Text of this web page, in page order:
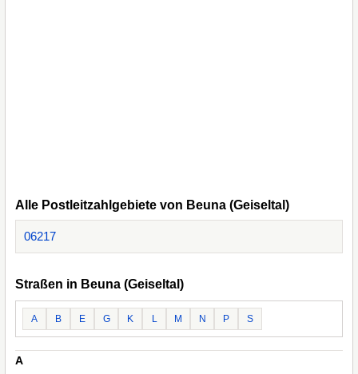
Alle Postleitzahlgebiete von Beuna (Geiseltal)
06217
Straßen in Beuna (Geiseltal)
A B E G K L M N P S
A